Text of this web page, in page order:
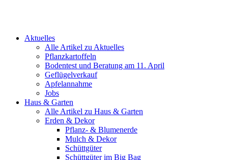
Aktuelles
Alle Artikel zu Aktuelles
Pflanzkartoffeln
Bodentest und Beratung am 11. April
Geflügelverkauf
Apfelannahme
Jobs
Haus & Garten
Alle Artikel zu Haus & Garten
Erden & Dekor
Pflanz- & Blumenerde
Mulch & Dekor
Schüttgüter
Schüttgüter im Big Bag